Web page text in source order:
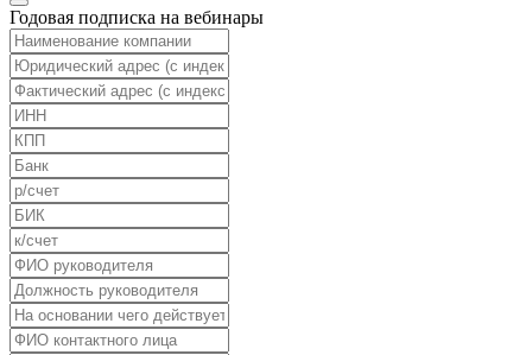
Годовая подписка на вебинары